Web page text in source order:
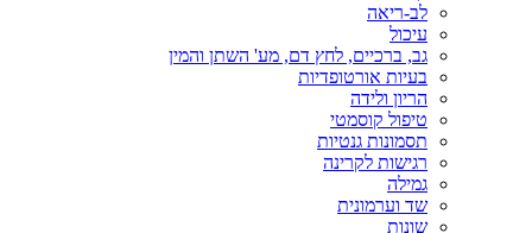
לב-ריאה
עיכול
גב, ברכיים, לחץ דם, מע' השתן והמין
בעיות אורטופדיות
הריון ולידה
טיפול קוסמטי
תסמונות גנטיות
רגישות לקרינה
גמילה
שד וערמונית
שונות